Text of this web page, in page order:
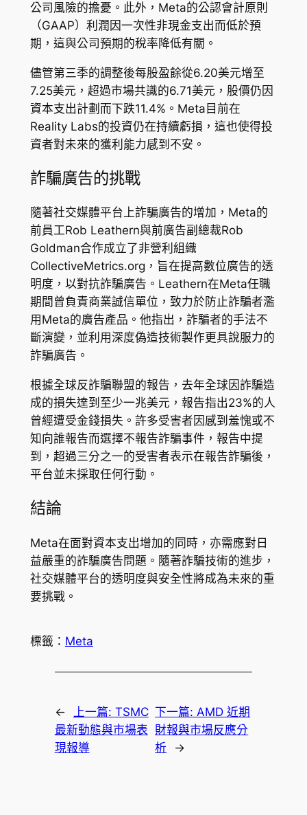
公司風險的擔憂。此外，Meta的公認會計原則
（GAAP）利潤因一次性非現金支出而低於預
期，這與公司預期的稅率降低有關。
儘管第三季的調整後每股盈餘從6.20美元增至
7.25美元，超過市場共識的6.71美元，股價仍因
資本支出計劃而下跌11.4%。Meta目前在
Reality Labs的投資仍在持續虧損，這也使得投
資者對未來的獲利能力感到不安。
詐騙廣告的挑戰
隨著社交媒體平台上詐騙廣告的增加，Meta的
前員工Rob Leathern與前廣告副總裁Rob
Goldman合作成立了非營利組織
CollectiveMetrics.org，旨在提高數位廣告的透
明度，以對抗詐騙廣告。Leathern在Meta任職
期間曾負責商業誠信單位，致力於防止詐騙者濫
用Meta的廣告產品。他指出，詐騙者的手法不
斷演變，並利用深度偽造技術製作更具說服力的
詐騙廣告。
根據全球反詐騙聯盟的報告，去年全球因詐騙造
成的損失達到至少一兆美元，報告指出23%的人
曾經遭受金錢損失。許多受害者因感到羞愧或不
知向誰報告而選擇不報告詐騙事件，報告中提
到，超過三分之一的受害者表示在報告詐騙後，
平台並未採取任何行動。
結論
Meta在面對資本支出增加的同時，亦需應對日
益嚴重的詐騙廣告問題。隨著詐騙技術的進步，
社交媒體平台的透明度與安全性將成為未來的重
要挑戰。
標籤： Meta
← 上一篇: TSMC
最新動態與市場表
現報導
下一篇:AMD 近期
財報與市場反應分
析
→